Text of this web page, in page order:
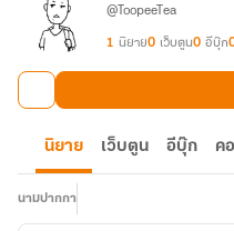
@ToopeeTea
1 นิยาย0 เว็บตูน0 อีบุ๊ก
นิยาย เว็บตูน อีบุ๊ก ค
นามปากกา